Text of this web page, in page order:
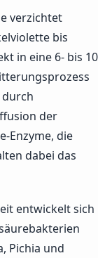
verzichtet
bis
in eine 6- bis
der
Enzyme, die
dabei das
entwickelt sich
Pichia und